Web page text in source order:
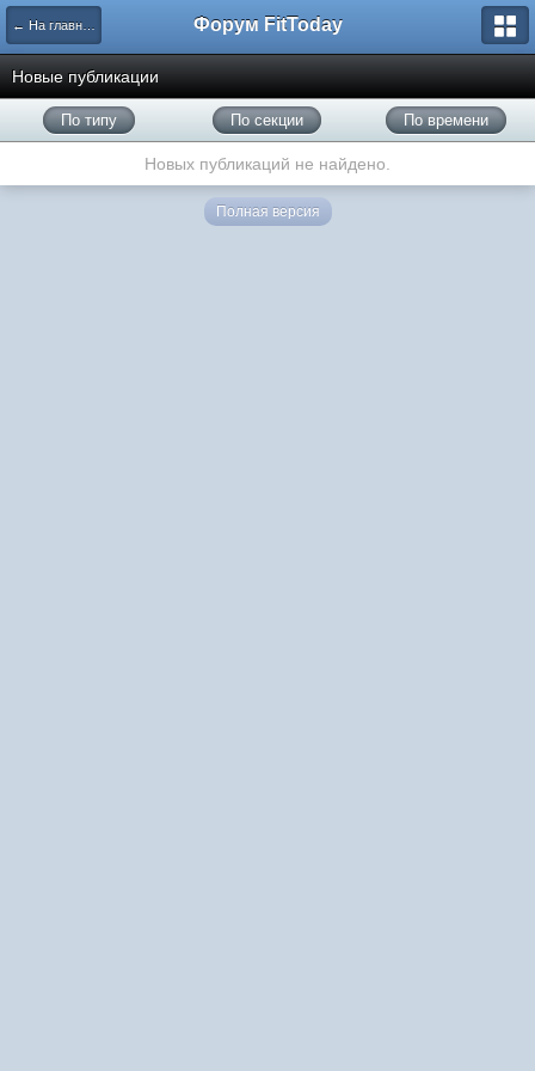
← На главную Форум FitToday
Новые публикации
По типу По секции По времени
Новых публикаций не найдено.
Полная версия